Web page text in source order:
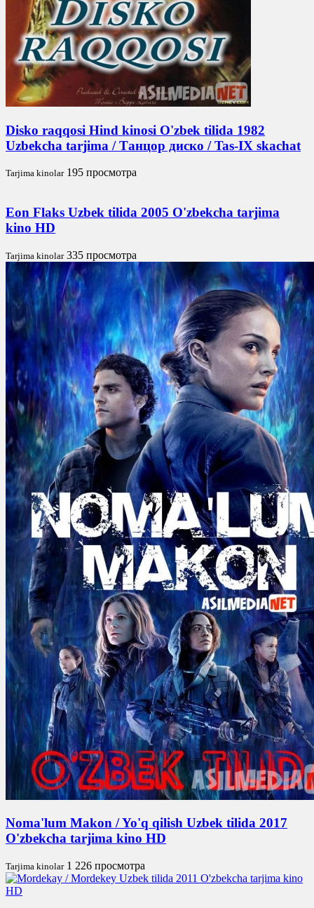
Disko raqqosi Hind kinosi O'zbek tilida 1982
Uzbekcha tarjima / Танцор диско / Tas-IX skachat
Tarjima kinolar 195 просмотра
Eon Flaks Uzbek tilida 2005 O'zbekcha tarjima
kino HD
Tarjima kinolar 335 просмотра
Noma'lum Makon / Yo'q qilish Uzbek tilida 2017
O'zbekcha tarjima kino HD
Tarjima kinolar 1 226 просмотра